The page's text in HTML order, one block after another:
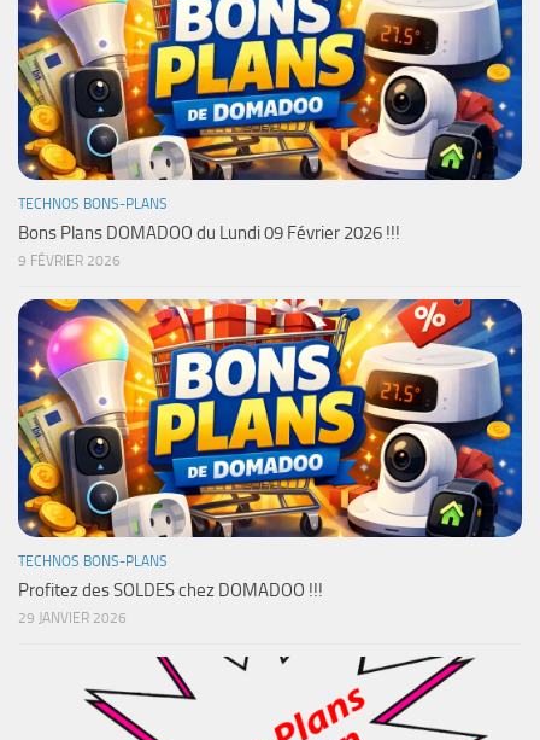
TECHNOS BONS-PLANS
Bons Plans DOMADOO du Lundi 09 Février 2026 !!!
9 FÉVRIER 2026
TECHNOS BONS-PLANS
Profitez des SOLDES chez DOMADOO !!!
29 JANVIER 2026